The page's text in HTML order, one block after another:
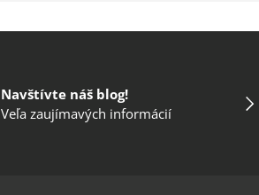
Navštívte náš blog!
Veľa zaujímavých informácií